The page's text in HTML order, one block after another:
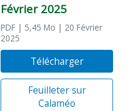
Février 2025
PDF | 5,45 Mo | 20 Février
2025
Télécharger
Feuilleter sur
Calaméo